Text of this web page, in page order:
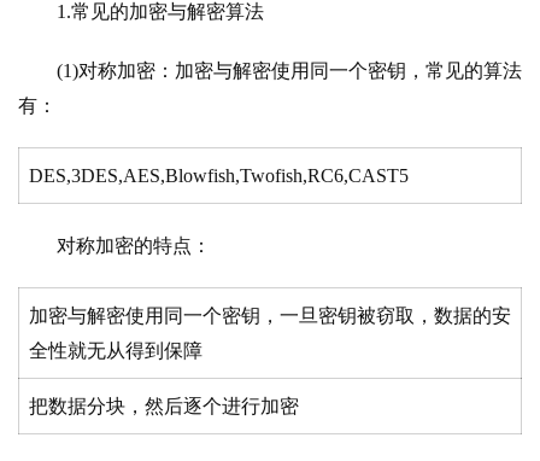
1.常见的加密与解密算法
(1)对称加密：加密与解密使用同一个密钥，常见的算法
有：
DES,3DES,AES,Blowfish,Twofish,RC6,CAST5
对称加密的特点：
加密与解密使用同一个密钥，一旦密钥被窃取，数据的安
全性就无从得到保障
把数据分块，然后逐个进行加密